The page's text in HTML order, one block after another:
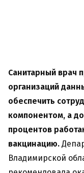
Санитарный врач
организаций
обеспечить
компонентом, а
процентов
вакцинацию.
Владимирской